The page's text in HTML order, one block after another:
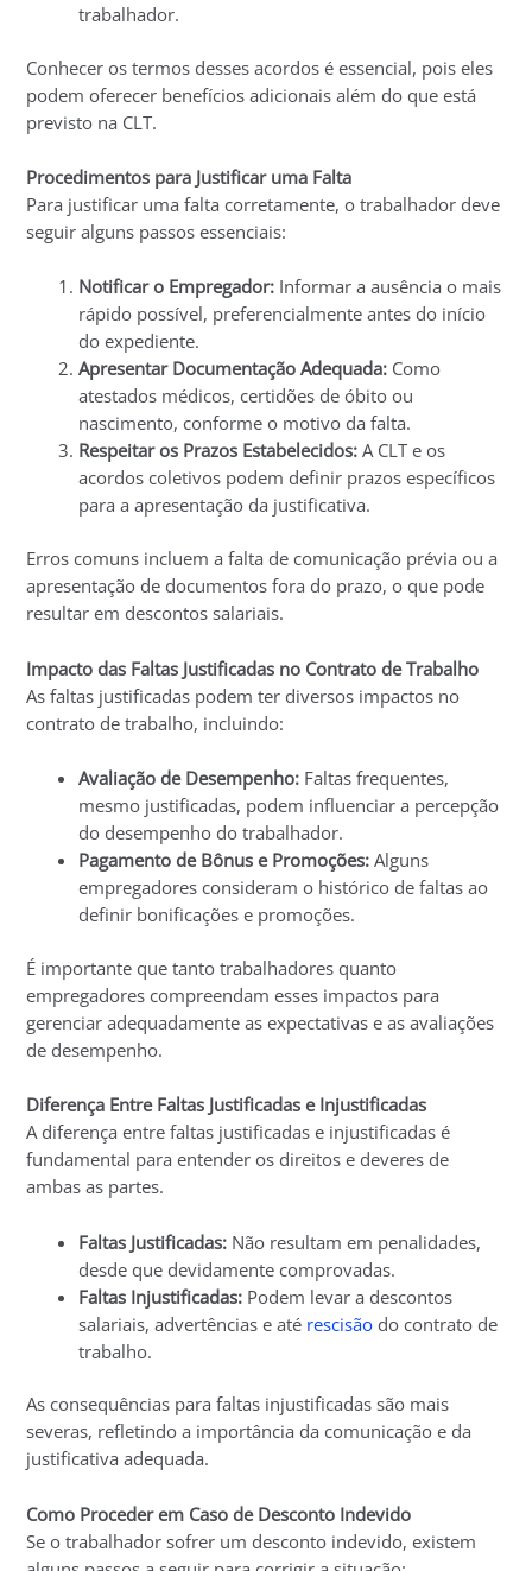
trabalhador.
Conhecer os termos desses acordos é essencial, pois eles
podem oferecer benefícios adicionais além do que está
previsto na CLT.
Procedimentos para Justificar uma Falta
Para justificar uma falta corretamente, o trabalhador deve
seguir alguns passos essenciais:
Notificar o Empregador: Informar a ausência o mais
rápido possível, preferencialmente antes do início
do expediente.
Apresentar Documentação Adequada: Como
atestados médicos, certidões de óbito ou
nascimento, conforme o motivo da falta.
Respeitar os Prazos Estabelecidos: A CLT e os
acordos coletivos podem definir prazos específicos
para a apresentação da justificativa.
Erros comuns incluem a falta de comunicação prévia ou a
apresentação de documentos fora do prazo, o que pode
resultar em descontos salariais.
Impacto das Faltas Justificadas no Contrato de Trabalho
As faltas justificadas podem ter diversos impactos no
contrato de trabalho, incluindo:
Avaliação de Desempenho: Faltas frequentes,
mesmo justificadas, podem influenciar a percepção
do desempenho do trabalhador.
Pagamento de Bônus e Promoções: Alguns
empregadores consideram o histórico de faltas ao
definir bonificações e promoções.
É importante que tanto trabalhadores quanto
empregadores compreendam esses impactos para
gerenciar adequadamente as expectativas e as avaliações
de desempenho.
Diferença Entre Faltas Justificadas e Injustificadas
A diferença entre faltas justificadas e injustificadas é
fundamental para entender os direitos e deveres de
ambas as partes.
Faltas Justificadas: Não resultam em penalidades,
desde que devidamente comprovadas.
Faltas Injustificadas: Podem levar a descontos
salariais, advertências e até rescisão do contrato de
trabalho.
As consequências para faltas injustificadas são mais
severas, refletindo a importância da comunicação e da
justificativa adequada.
Como Proceder em Caso de Desconto Indevido
Se o trabalhador sofrer um desconto indevido, existem